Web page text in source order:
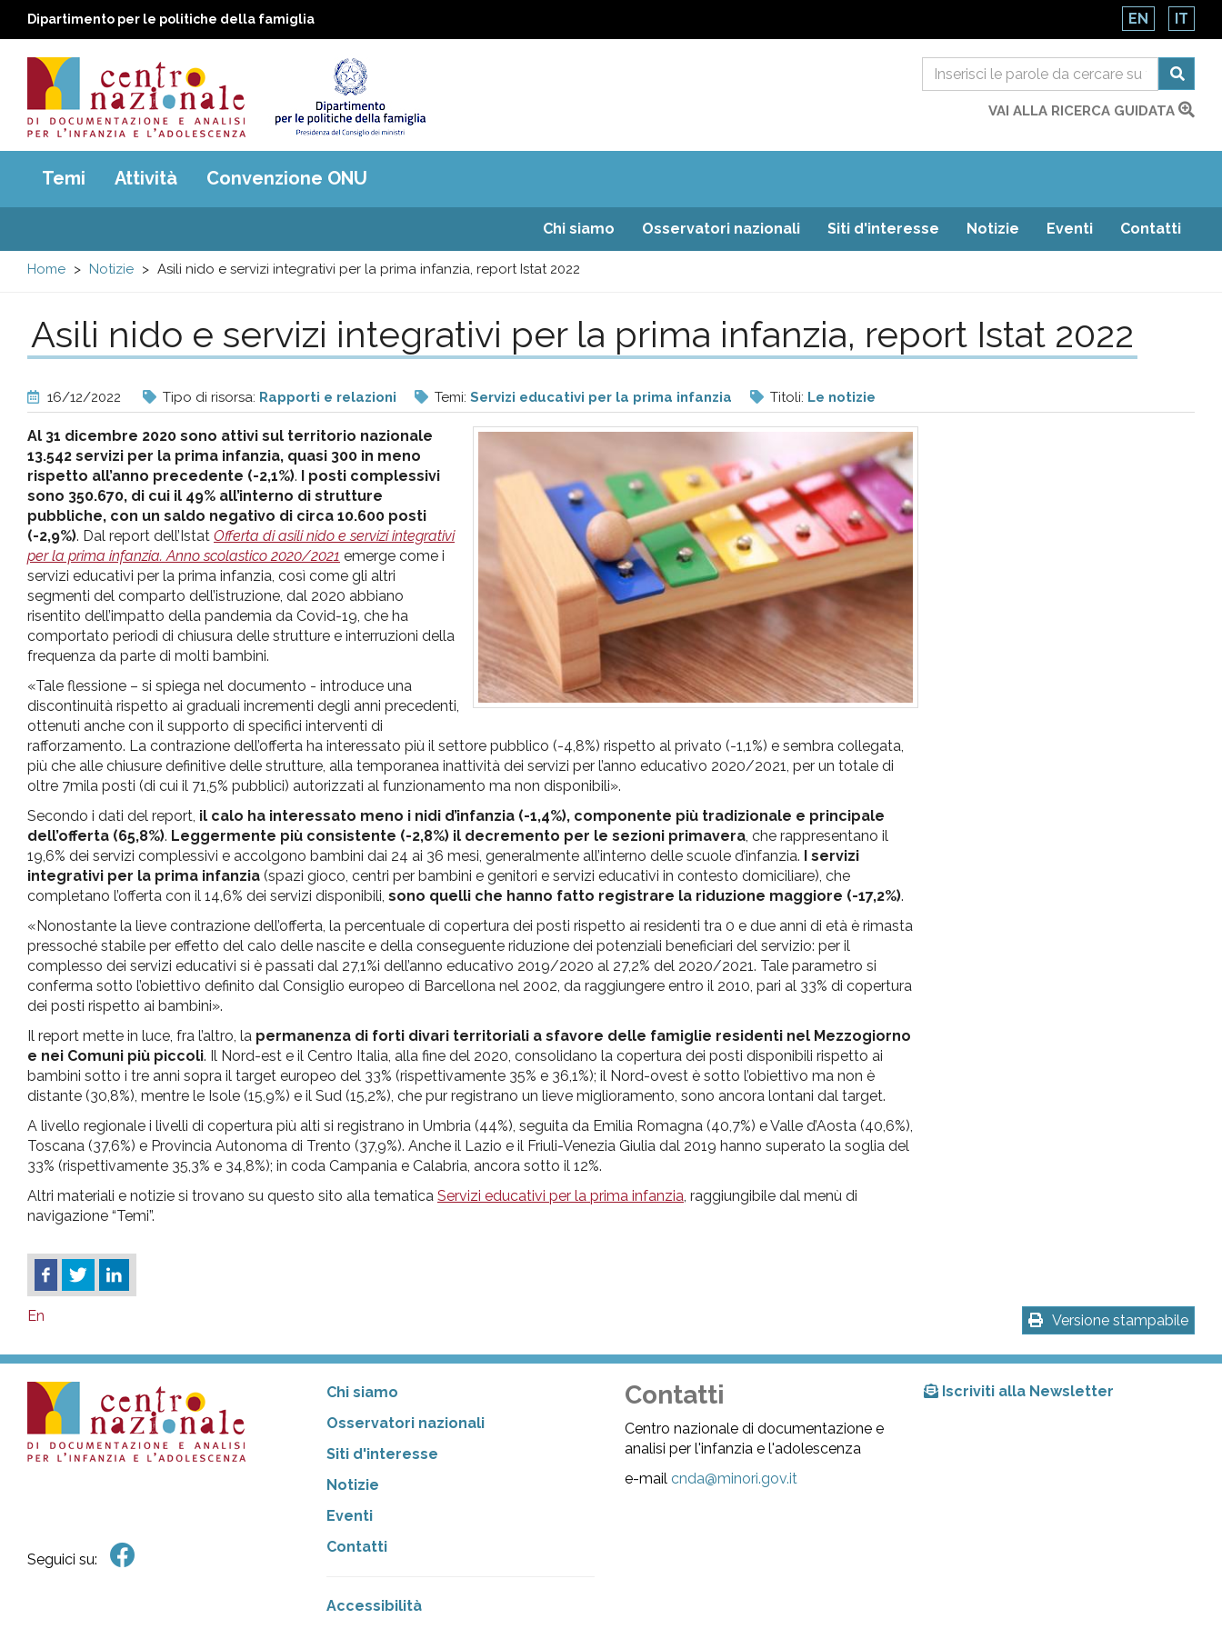
Dipartimento per le politiche della famiglia EN IT
Centro
nazionale
di
e
analisi
pr
l'infanzia
e
l'adolescenza
VAI ALLA RICERCA GUIDATA
Main
menu
Temi Attività Convenzione ONU
Chi siamo Osservatori nazionali Siti d'interesse Notizie Eventi Contatti
Home Notizie Asili nido e servizi integrativi per la prima infanzia, report Istat 2022
Asili nido e servizi integrativi per la prima infanzia, report Istat 2022
16/12/2022 Tipo di risorsa: Rapporti e relazioni Temi: Servizi educativi per la prima infanzia Titoli: Le notizie
Al 31 dicembre 2020 sono attivi sul territorio nazionale
13.542 servizi per la prima infanzia, quasi 300 in meno
rispetto all’anno precedente (-2,1%). I posti complessivi
sono 350.670, di cui il 49% all’interno di strutture
pubbliche, con un saldo negativo di circa 10.600 posti
(-2,9%). Dal report dell’Istat Offerta di asili nido e servizi integrativi
per la prima infanzia. Anno scolastico 2020/2021 emerge come i
servizi educativi per la prima infanzia, così come gli altri
segmenti del comparto dell’istruzione, dal 2020 abbiano
risentito dell’impatto della pandemia da Covid-19, che ha
comportato periodi di chiusura delle strutture e interruzioni della
frequenza da parte di molti bambini.
«Tale flessione – si spiega nel documento - introduce una
discontinuità rispetto ai graduali incrementi degli anni precedenti,
ottenuti anche con il supporto di specifici interventi di
rafforzamento. La contrazione dell’offerta ha interessato più il settore pubblico (-4,8%) rispetto al privato (-1,1%) e sembra collegata,
più che alle chiusure definitive delle strutture, alla temporanea inattività dei servizi per l’anno educativo 2020/2021, per un totale di
oltre 7mila posti (di cui il 71,5% pubblici) autorizzati al funzionamento ma non disponibili».
Secondo i dati del report, il calo ha interessato meno i nidi d’infanzia (-1,4%), componente più tradizionale e principale
dell’offerta (65,8%). Leggermente più consistente (-2,8%) il decremento per le sezioni primavera , che rappresentano il
19,6% dei servizi complessivi e accolgono bambini dai 24 ai 36 mesi, generalmente all’interno delle scuole d’infanzia. I servizi
integrativi per la prima infanzia (spazi gioco, centri per bambini e genitori e servizi educativi in contesto domiciliare), che
completano l’offerta con il 14,6% dei servizi disponibili, sono quelli che hanno fatto registrare la riduzione maggiore (-17,2%).
«Nonostante la lieve contrazione dell’offerta, la percentuale di copertura dei posti rispetto ai residenti tra 0 e due anni di età è rimasta
pressoché stabile per effetto del calo delle nascite e della conseguente riduzione dei potenziali beneficiari del servizio: per il
complesso dei servizi educativi si è passati dal 27,1%i dell’anno educativo 2019/2020 al 27,2% del 2020/2021. Tale parametro si
conferma sotto l’obiettivo definito dal Consiglio europeo di Barcellona nel 2002, da raggiungere entro il 2010, pari al 33% di copertura
dei posti rispetto ai bambini».
Il report mette in luce, fra l’altro, la permanenza di forti divari territoriali a sfavore delle famiglie residenti nel Mezzogiorno
e nei Comuni più piccoli. Il Nord-est e il Centro Italia, alla fine del 2020, consolidano la copertura dei posti disponibili rispetto ai
bambini sotto i tre anni sopra il target europeo del 33% (rispettivamente 35% e 36,1%); il Nord-ovest è sotto l’obiettivo ma non è
distante (30,8%), mentre le Isole (15,9%) e il Sud (15,2%), che pur registrano un lieve miglioramento, sono ancora lontani dal target.
A livello regionale i livelli di copertura più alti si registrano in Umbria (44%), seguita da Emilia Romagna (40,7%) e Valle d’Aosta (40,6%),
Toscana (37,6%) e Provincia Autonoma di Trento (37,9%). Anche il Lazio e il Friuli-Venezia Giulia dal 2019 hanno superato la soglia del
33% (rispettivamente 35,3% e 34,8%); in coda Campania e Calabria, ancora sotto il 12%.
Altri materiali e notizie si trovano su questo sito alla tematica Servizi educativi per la prima infanzia , raggiungibile dal menù di
navigazione “Temi”.
Versione stampabile
En
Seguici su:
Chi siamo
Osservatori nazionali
Siti d'interesse
Notizie
Eventi
Contatti
Accessibilità
Contatti
Centro nazionale di documentazione e
analisi per l'infanzia e l'adolescenza
e-mailcnda@minori.gov.it
Iscriviti alla Newsletter